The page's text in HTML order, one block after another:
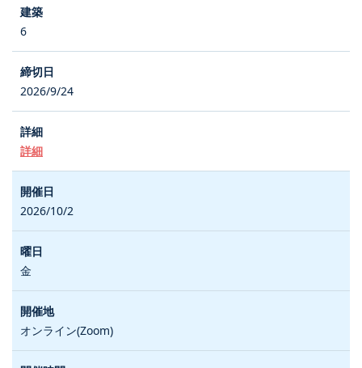
6
2026/9/24
詳細
2026/10/2
金
オンライン(Zoom)